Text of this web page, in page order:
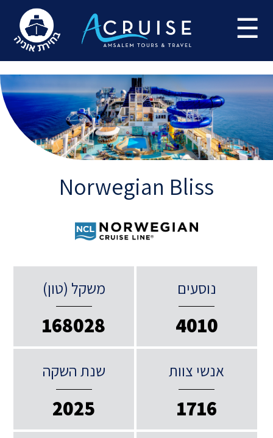
Update cookies preferences
☰
Norwegian Bliss
נוסעים
4010
משקל (טון)
168028
אנשי צוות
1716
שנת השקה
2025